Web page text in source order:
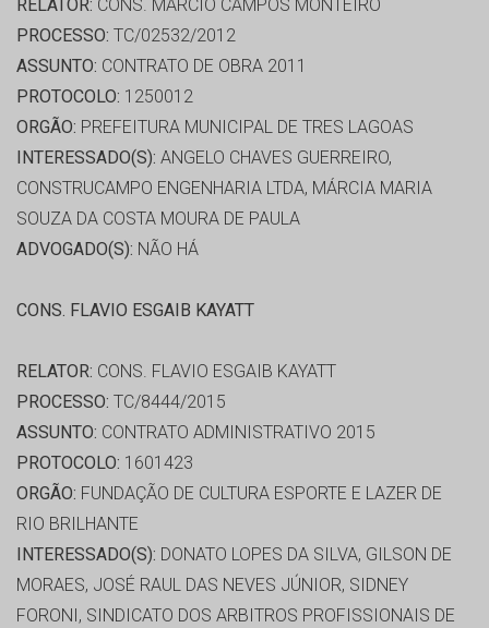
RELATOR: CONS. MARCIO CAMPOS MONTEIRO
PROCESSO: TC/02532/2012
ASSUNTO: CONTRATO DE OBRA 2011
PROTOCOLO: 1250012
ORGÃO: PREFEITURA MUNICIPAL DE TRES LAGOAS
INTERESSADO(S): ANGELO CHAVES GUERREIRO,
CONSTRUCAMPO ENGENHARIA LTDA, MÁRCIA MARIA
SOUZA DA COSTA MOURA DE PAULA
ADVOGADO(S): NÃO HÁ
CONS. FLAVIO ESGAIB KAYATT
RELATOR: CONS. FLAVIO ESGAIB KAYATT
PROCESSO: TC/8444/2015
ASSUNTO: CONTRATO ADMINISTRATIVO 2015
PROTOCOLO: 1601423
ORGÃO: FUNDAÇÃO DE CULTURA ESPORTE E LAZER DE
RIO BRILHANTE
INTERESSADO(S): DONATO LOPES DA SILVA, GILSON DE
MORAES, JOSÉ RAUL DAS NEVES JÚNIOR, SIDNEY
FORONI, SINDICATO DOS ARBITROS PROFISSIONAIS DE